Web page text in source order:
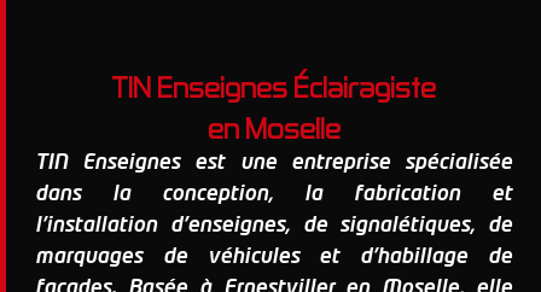
TIN Enseignes Éclairagiste
en Moselle
TIN Enseignes est une entreprise spécialisée
dans la conception, la fabrication et
l'installation d'enseignes, de signalétiques, de
marquages de véhicules et d'habillage de